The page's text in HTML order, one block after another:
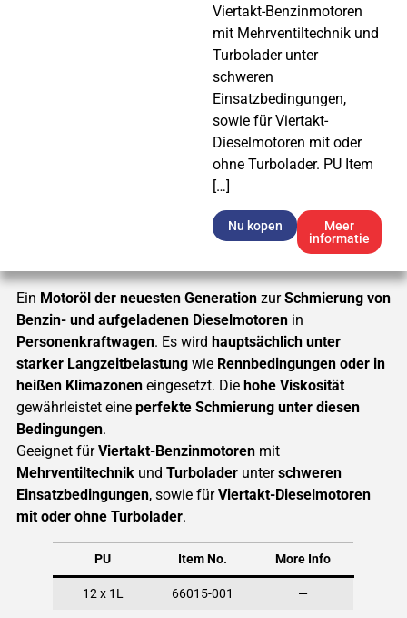
Viertakt-Benzinmotoren
mit Mehrventiltechnik und
Turbolader unter
schweren
Einsatzbedingungen,
sowie für Viertakt-
Dieselmotoren mit oder
ohne Turbolader. PU Item
[…]
Nu kopen
Meer
informatie
Ein Motoröl der neuesten GenerationzurSchmierung von
Benzin- und aufgeladenen Dieselmotorenin
Personenkraftwagen. Es wird hauptsächlich unter
starker Langzeitbelastungwie Rennbedingungen oder in
heißen Klimazoneneingesetzt. Die hohe Viskosität
gewährleistet eine perfekte Schmierung unter diesen
Bedingungen.
Geeignet fürViertakt-Benzinmotorenmit
Mehrventiltechnikund Turboladerunterschweren
Einsatzbedingungen, sowie fürViertakt-Dieselmotoren
mit oder ohne Turbolader.
PU Item No. More Info
12 x 1L 66015-001 —